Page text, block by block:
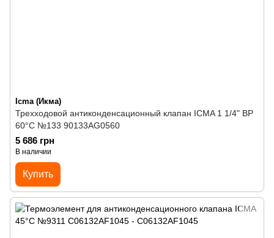
Icma (Икма)
Трехходовой антиконденсационный клапан ICMA 1 1/4" ВР
60°C №133 90133AG0560
5 686 грн
В наличии
Купить